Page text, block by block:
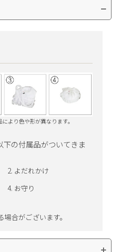
より色や形が異なります。
の付属品がついてきま
よだれかけ
お守り
合がございます。